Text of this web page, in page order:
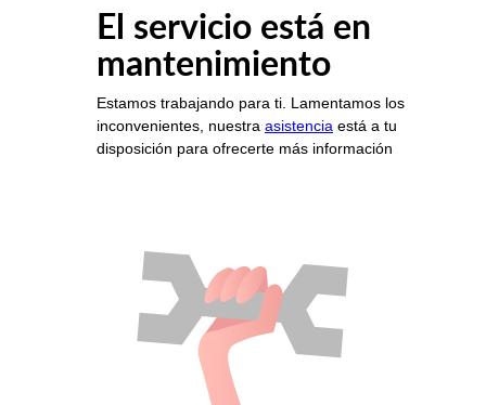
El servicio está en
mantenimiento
Estamos trabajando para ti. Lamentamos los
inconvenientes, nuestra asistencia está a tu
disposición para ofrecerte más información